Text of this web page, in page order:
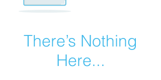
There’s Nothing
Here...